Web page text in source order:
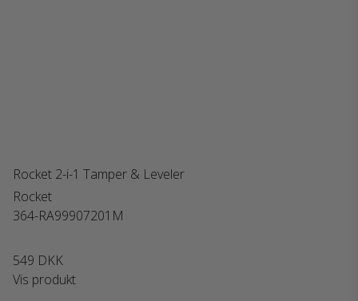
Rocket 2-i-1 Tamper & Leveler
Rocket
364-RA99907201M
549 DKK
Vis produkt